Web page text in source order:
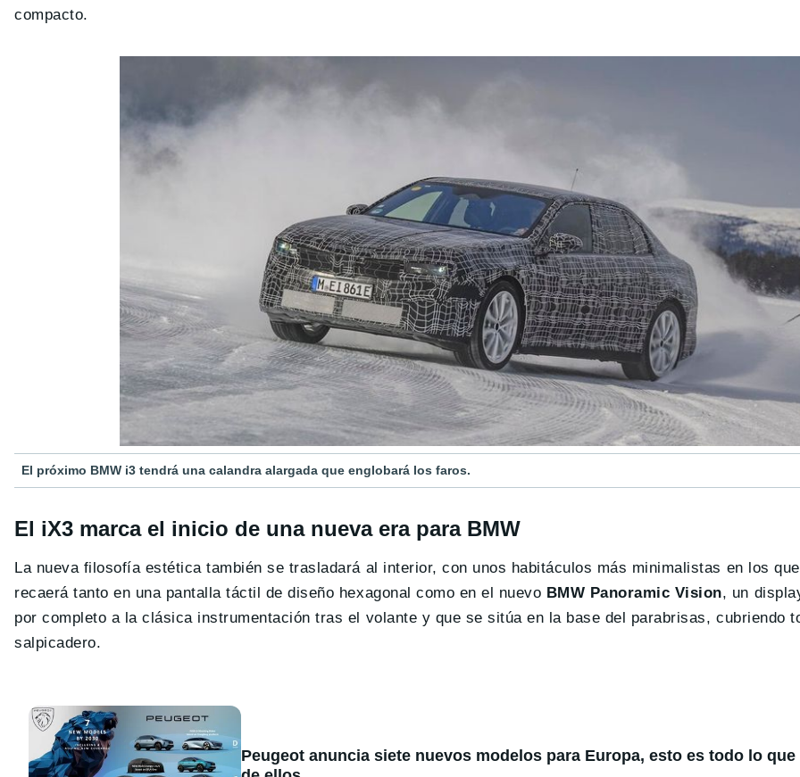
compacto.
El próximo BMW i3 tendrá una calandra alargada que englobará los faros.
El iX3 marca el inicio de una nueva era para BMW
La nueva filosofía estética también se trasladará al interior, con unos habitáculos más minimalistas en los
recaerá tanto en una pantalla táctil de diseño hexagonal como en el nuevo BMW Panoramic Vision, un
por completo a la clásica instrumentación tras el volante y que se sitúa en la base del parabrisas, cubriendo
salpicadero.
Peugeot anuncia siete nuevos modelos para Europa, esto es todo lo que